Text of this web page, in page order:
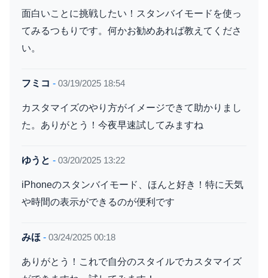
面白いことに挑戦したい！スタンバイモードを使っ
てみるつもりです。何かお勧めあれば教えてくださ
い。
フミコ - 03/19/2025 18:54
カスタマイズのやり方がイメージできて助かりまし
た。ありがとう！今夜早速試してみますね
ゆうと - 03/20/2025 13:22
iPhoneのスタンバイモード、ほんと好き！特に天気
や時間の表示ができるのが便利です
みほ - 03/24/2025 00:18
ありがとう！これで自分のスタイルでカスタマイズ